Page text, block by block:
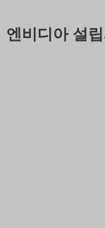
엔비디아 설